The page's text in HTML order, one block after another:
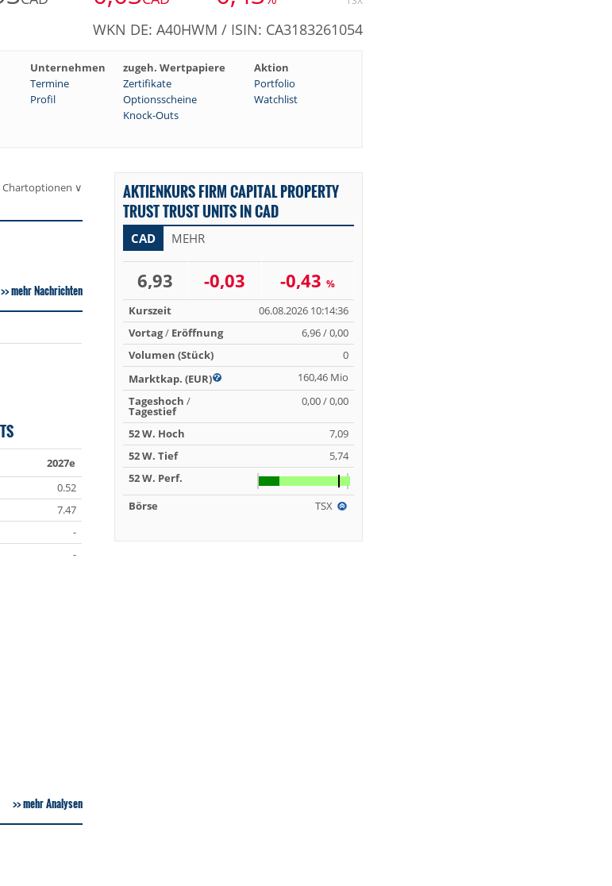
WKN DE: A40HWM / ISIN: CA3183261054
Unternehmen zugeh. Wertpapiere
Aktion
Termine Zertifikate
Portfolio
Profil Optionsscheine
Watchlist
Knock-Outs
Chartoptionen ∨
mehr Nachrichten
2027e
0.52
7.47
-
-
mehr Analysen
AKTIENKURS FIRM CAPITAL PROPERTY
TRUST TRUST UNITS IN CAD
CAD MEHR
6,93 -0,03 -0,43 %
Kurszeit
06.08.2026 10:14:36
Vortag/ Eröffnung
6,96 / 0,00
Volumen (Stück)
0
Marktkap. (EUR)
160,46 Mio
Tageshoch /
Tagestief
0,00 / 0,00
52 W. Hoch
7,09
52 W. Tief
5,74
52 W. Perf.
Börse
TSX